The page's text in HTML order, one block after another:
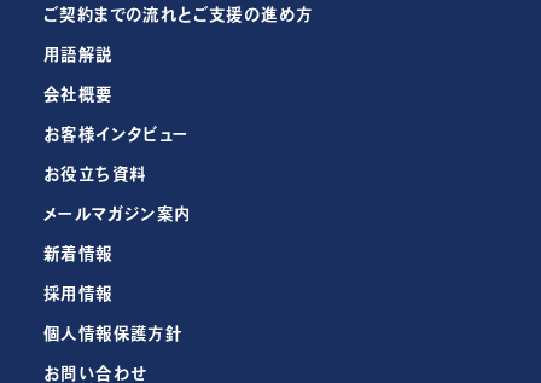
ご契約までの流れとご支援の進め方
用語解説
会社概要
お客様インタビュー
お役立ち資料
メールマガジン案内
新着情報
採用情報
個人情報保護方針
お問い合わせ